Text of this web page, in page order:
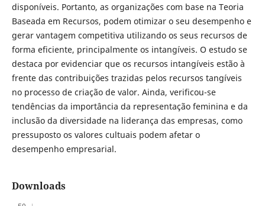
disponíveis. Portanto, as organizações com base na Teoria
Baseada em Recursos, podem otimizar o seu desempenho e
gerar vantagem competitiva utilizando os seus recursos de
forma eficiente, principalmente os intangíveis. O estudo se
destaca por evidenciar que os recursos intangíveis estão à
frente das contribuições trazidas pelos recursos tangíveis
no processo de criação de valor. Ainda, verificou-se
tendências da importância da representação feminina e da
inclusão da diversidade na liderança das empresas, como
pressuposto os valores cultuais podem afetar o
desempenho empresarial.
Downloads